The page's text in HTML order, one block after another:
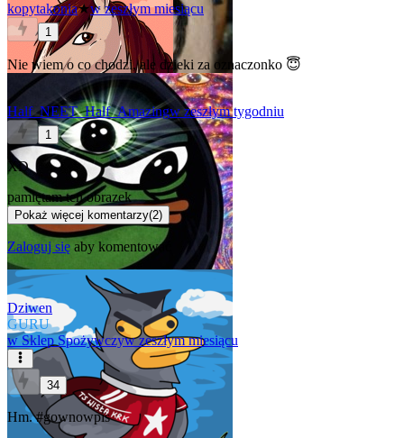
kopytakonia★w zeszłym miesiącu
1
Nie wiem o co chodzi, ale dzieki za oznaczonko 😇
Half_NEET_Half_Amazingw zeszłym tygodniu
1
XD
pamiętam ten obrazek
Pokaż więcej komentarzy(2)
Zaloguj się aby komentować
Dziwen
GURU
w Sklep Spożywczyw zeszłym miesiącu
34
Hm.#gownowpis